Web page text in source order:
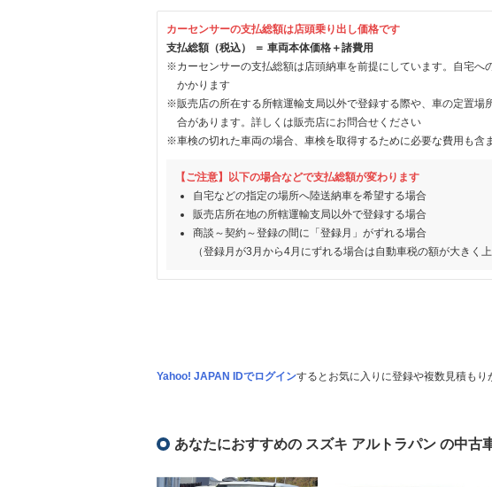
カーセンサーの支払総額は店頭乗り出し価格です
支払総額（税込） ＝ 車両本体価格＋諸費用
※カーセンサーの支払総額は店頭納車を前提にしています。自宅へ
かかります
※販売店の所在する所轄運輸支局以外で登録する際や、車の定置場
合があります。詳しくは販売店にお問合せください
※車検の切れた車両の場合、車検を取得するために必要な費用も含
【ご注意】以下の場合などで支払総額が変わります
自宅などの指定の場所へ陸送納車を希望する場合
販売店所在地の所轄運輸支局以外で登録する場合
商談～契約～登録の間に「登録月」がずれる場合
（登録月が3月から4月にずれる場合は自動車税の額が大きく上
Yahoo! JAPAN IDでログインするとお気に入りに登録や複数見積もり
あなたにおすすめの スズキ アルトラパン の中古